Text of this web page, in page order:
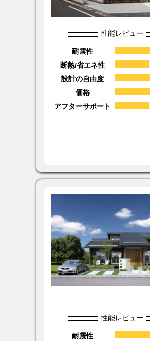
性能レビュー
耐震性
断熱/省エネ性
設計の自由度
価格
アフターサポート
性能レビュー
耐震性